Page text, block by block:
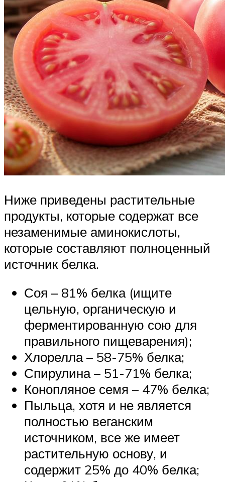
Ниже приведены растительные
продукты, которые содержат все
незаменимые аминокислоты,
которые составляют полноценный
источник белка.
Соя – 81% белка (ищите
цельную, органическую и
ферментированную сою для
правильного пищеварения);
Хлорелла – 58-75% белка;
Спирулина – 51-71% белка;
Конопляное семя – 47% белка;
Пыльца, хотя и не является
полностью веганским
источником, все же имеет
растительную основу, и
содержит 25% до 40% белка;